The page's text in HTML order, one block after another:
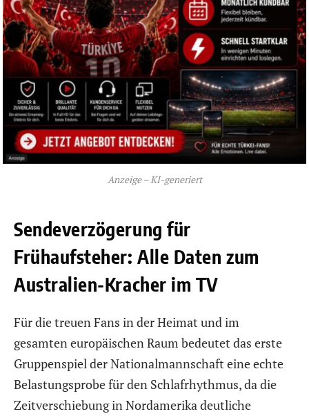
Anzeige – KI-generiert
Sendeverzögerung für
Frühaufsteher: Alle Daten zum
Australien-Kracher im TV
Für die treuen Fans in der Heimat und im
gesamten europäischen Raum bedeutet das erste
Gruppenspiel der Nationalmannschaft eine echte
Belastungsprobe für den Schlafrhythmus, da die
Zeitverschiebung in Nordamerika deutliche